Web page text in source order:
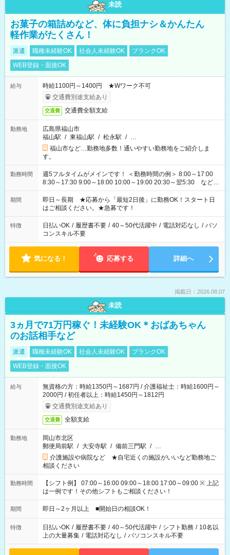
未読
お菓子の箱詰めなど、体に負担ナシ＆かんたん
軽作業がたくさん！
派遣 職種未経験OK 社会人未経験OK
ブランクOK
WEB登録・面接OK
給与
時給1100円～1400円 ★Wワーク不可
交通費別途支給あり
交通費 交通費全額支給
勤務地
広島県福山市
福山駅 / 東福山駅 / 松永駅 / …
福山市など…勤務地多数！通いやすい勤務地をご紹介しま
す。
勤務時間
週5フルタイムがメインです！ ＜勤務時間の例＞ 8:00～17:00
8:30～17:30 9:00～18:00 10:00～19:00 20:30～翌5:30 など ★
その他にも勤務時間多数！ 日勤のみ、残業なし、交替制など
ご希望を教えてください！
期間
即日～長期 ★応募から「最短2日後」に勤務OK！スタート日
はご相談ください。★急募です！
特徴 日払いOK / 履歴書不要 / 40～50代活躍中 / 電話対応なし / パソ
コンスキル不要
気になる！ 応募する 詳細へ
掲載日：2026.08.07
未読
3ヵ月で71万円稼ぐ！未経験OK＊おばあちゃん
のお話相手など
派遣 職種未経験OK 社会人未経験OK
ブランクOK
WEB登録・面接OK
給与
無資格の方：時給1350円～1687円 / 介護福祉士：時給1600円～
2000円 / 初任者以上：時給1450円～1812円
交通費別途支給あり
交通費 全額支給
勤務地
岡山市北区
郵便局前駅 / 大安寺駅 / 備前三門駅 / …
介護施設や病院など ★自宅近くの施設がいいなど勤務地ご
相談ください
勤務時間
【シフト例】 07:00～16:00 09:00～18:00 17:00～09:00 ※ 上記
は一例です！その他シフトもご相談ください！
期間 即日～2ヶ月以上 ■開始日の相談OK！
特徴 日払いOK / 履歴書不要 / 40～50代活躍中 / シフト勤務 / 10名以
上の大量募集 / 電話対応なし / パソコンスキル不要